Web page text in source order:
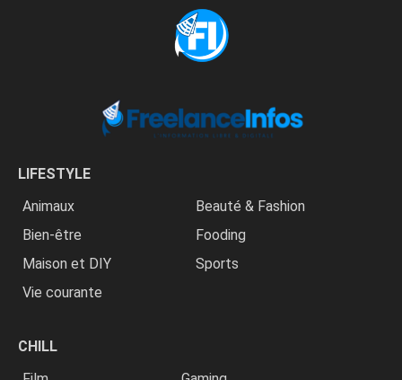
LIFESTYLE
Animaux
Beauté & Fashion
Bien-être
Fooding
Maison et DIY
Sports
Vie courante
CHILL